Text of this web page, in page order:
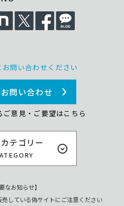
テゴリー
問い合わせください
お問い合わせ
ご意見・ご要望はこちら
なお知らせ】
している偽サイトにご注意ください